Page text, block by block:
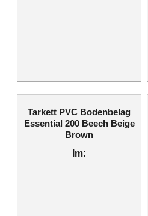
Tarkett PVC Bodenbelag
Essential 200 Beech Beige
Brown
lm: